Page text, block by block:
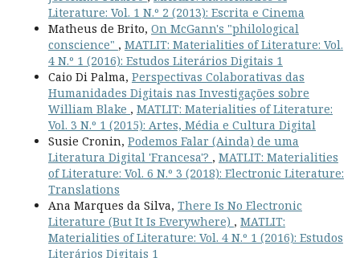
Literature: Vol. 1 N.º 2 (2013): Escrita e Cinema
Matheus de Brito, On McGann's "philological
conscience" , MATLIT: Materialities of Literature: Vol.
4 N.º 1 (2016): Estudos Literários Digitais 1
Caio Di Palma, Perspectivas Colaborativas das
Humanidades Digitais nas Investigações sobre
William Blake , MATLIT: Materialities of Literature:
Vol. 3 N.º 1 (2015): Artes, Média e Cultura Digital
Susie Cronin, Podemos Falar (Ainda) de uma
Literatura Digital 'Francesa'? , MATLIT: Materialities
of Literature: Vol. 6 N.º 3 (2018): Electronic Literature:
Translations
Ana Marques da Silva, There Is No Electronic
Literature (But It Is Everywhere) , MATLIT:
Materialities of Literature: Vol. 4 N.º 1 (2016): Estudos
Literários Digitais 1